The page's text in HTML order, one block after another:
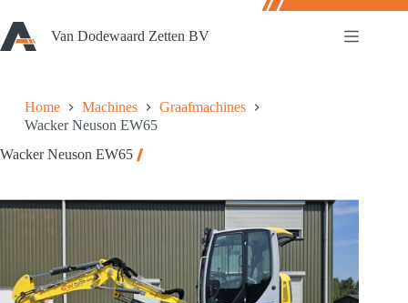
naar
de
inhoud
Van Dodewaard Zetten BV
Home Machines
Graafmachines
Wacker Neuson EW65
Wacker Neuson EW65